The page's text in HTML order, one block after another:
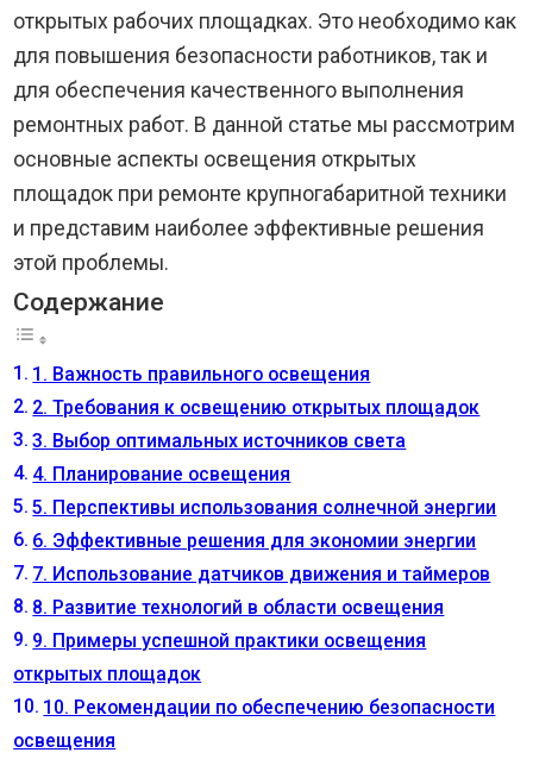
открытых рабочих площадках. Это необходимо как
для повышения безопасности работников, так и
для обеспечения качественного выполнения
ремонтных работ. В данной статье мы рассмотрим
основные аспекты освещения открытых
площадок при ремонте крупногабаритной техники
и представим наиболее эффективные решения
этой проблемы.
Содержание
1. Важность правильного освещения
2. Требования к освещению открытых площадок
3. Выбор оптимальных источников света
4. Планирование освещения
5. Перспективы использования солнечной энергии
6. Эффективные решения для экономии энергии
7. Использование датчиков движения и таймеров
8. Развитие технологий в области освещения
9. Примеры успешной практики освещения
открытых площадок
10. Рекомендации по обеспечению безопасности
освещения